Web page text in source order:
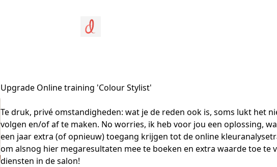
Upgrade Online training 'Colour Stylist'
Te druk, privé omstandigheden: wat je de reden ook is, soms lukt het
volgen en/of af te maken. No worries, ik heb voor jou een oplossing,
een jaar extra (of opnieuw) toegang krijgen tot de online
om alsnog hier megaresultaten mee te boeken en extra waarde toe te
diensten in de salon!